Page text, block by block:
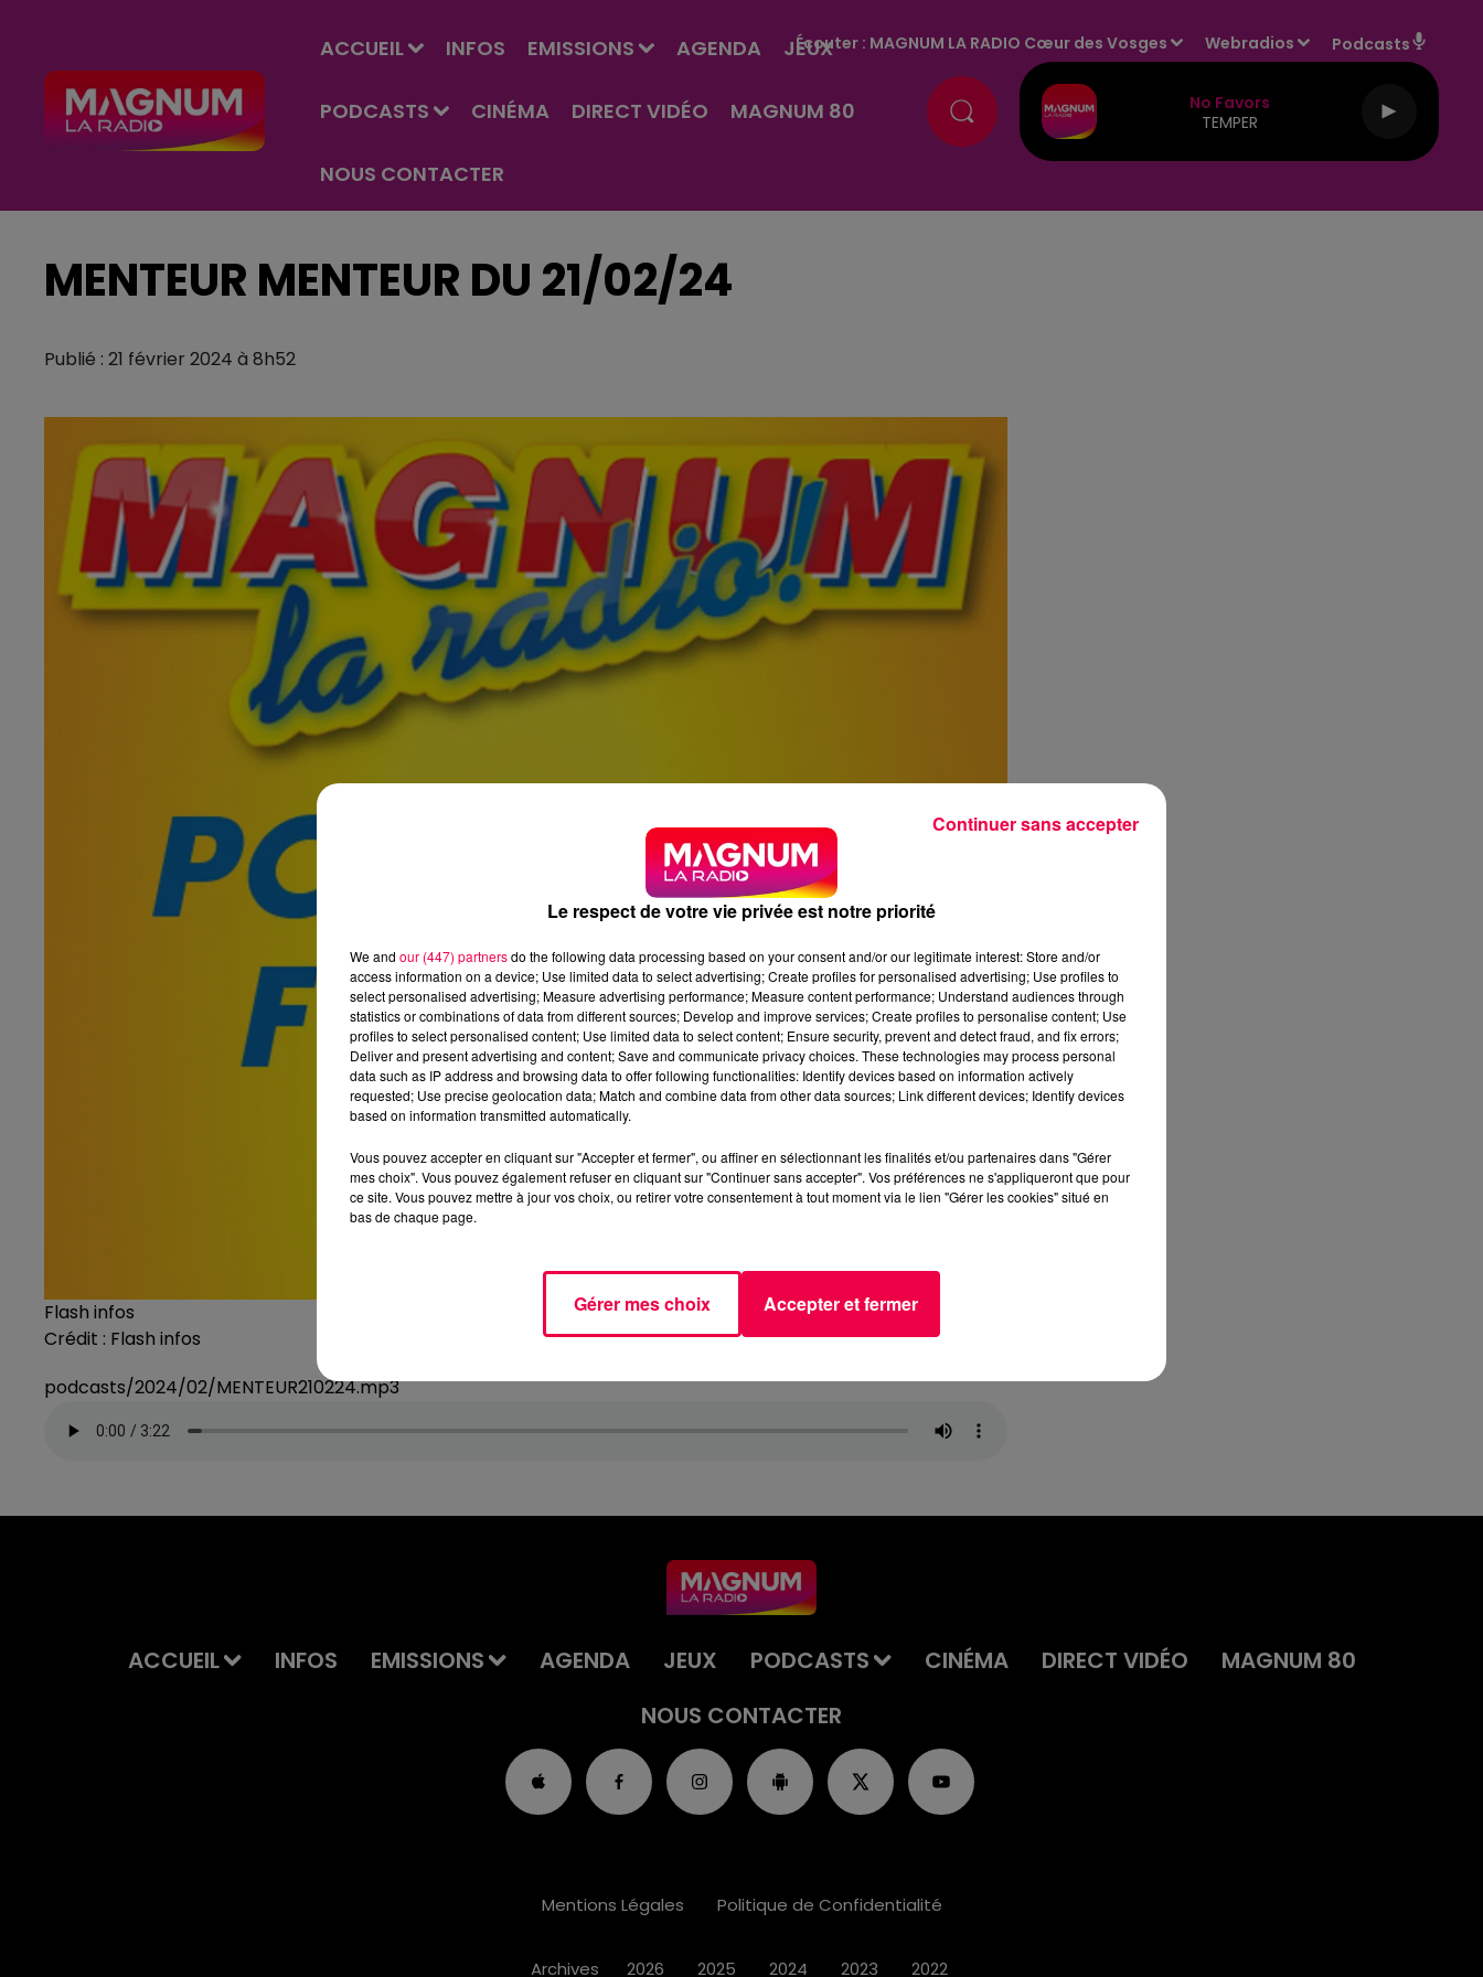
ACCUEIL INFOS EMISSIONS AGENDA JEUX
PODCASTS CINÉMA DIRECT VIDÉO MAGNUM 80
NOUS CONTACTER
Écouter : MAGNUM LA RADIO Cœur des Vosges Webradios Podcasts
No Favors
TEMPER
MENTEUR MENTEUR DU 21/02/24
Publié : 21 février 2024 à 8h52
Flash infos
Crédit : Flash infos
podcasts/2024/02/MENTEUR210224.mp3
ACCUEIL INFOS EMISSIONS AGENDA JEUX PODCASTS CINÉMA DIRECT VIDÉO
MAGNUM 80
NOUS CONTACTER
Mentions Légales Politique de Confidentialité
Archives 2026 2025 2024 2023 2022
Le respect de votre vie privée est notre priorité
We and our (447) partnersdo the following data processing based on your consent and/or our legitimate interest: Store and/or
access information on a device; Use limited data to select advertising; Create profiles for personalised advertising; Use profiles to
select personalised advertising; Measure advertising performance; Measure content performance; Understand audiences through
statistics or combinations of data from different sources; Develop and improve services; Create profiles to personalise content; Use
profiles to select personalised content; Use limited data to select content; Ensure security, prevent and detect fraud, and fix errors;
Deliver and present advertising and content; Save and communicate privacy choices. These technologies may process personal
data such as IP address and browsing data to offer following functionalities: Identify devices based on information actively
requested; Use precise geolocation data; Match and combine data from other data sources; Link different devices; Identify devices
based on information transmitted automatically.
Vous pouvez accepter en cliquant sur "Accepter et fermer", ou affiner en sélectionnant les finalités et/ou partenaires dans "Gérer
mes choix". Vous pouvez également refuser en cliquant sur "Continuer sans accepter". Vos préférences ne s'appliqueront que pour
ce site. Vous pouvez mettre à jour vos choix, ou retirer votre consentement à tout moment via le lien "Gérer les cookies" situé en
bas de chaque page.
Gérer mes choix Accepter et fermer
Continuer sans accepter